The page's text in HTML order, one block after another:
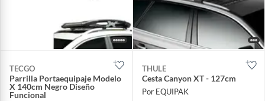
TECGO
Parrilla Portaequipaje Modelo
X 140cm Negro Diseño
Funcional
THULE
Cesta Canyon XT - 127cm
Por EQUIPAK